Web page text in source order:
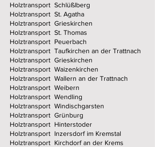
Holztransport Schlüßlberg
Holztransport St. Agatha
Holztransport Grieskirchen
Holztransport St. Thomas
Holztransport Peuerbach
Holztransport Taufkirchen an der Trattnach
Holztransport Grieskirchen
Holztransport Waizenkirchen
Holztransport Wallern an der Trattnach
Holztransport Weibern
Holztransport Wendling
Holztransport Windischgarsten
Holztransport Grünburg
Holztransport Hinterstoder
Holztransport Inzersdorf im Kremstal
Holztransport Kirchdorf an der Krems